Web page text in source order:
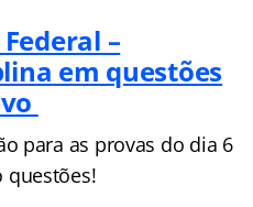
–
em questões
para as provas do dia 6
questões!